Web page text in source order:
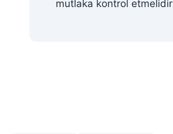
mutlaka kontrol etmelidir